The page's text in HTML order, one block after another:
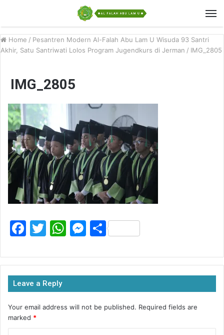
Home / Pesantren Modern Al-Falah Abu Lam U Wisuda 93 Santri
Akhir, Satu Santriwati Lolos Program Jugendkurs di Jerman / IMG_2805
IMG_2805
F
c
e
b
o
o
T
itt
er
W
at
s
A
p
p
M
s
s
e
n
g
S
ar
e
Leave a Reply
Your email address will not be published. Required fields are
marked *